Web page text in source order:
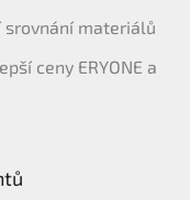
materiálů
ceny ERYONE a